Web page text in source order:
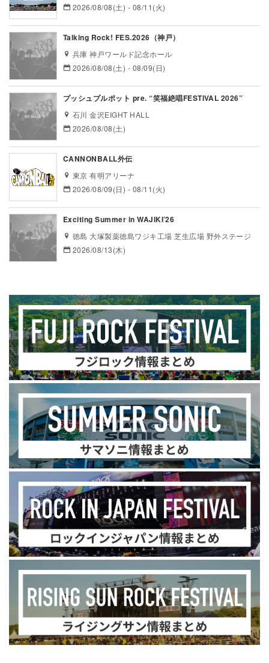
2026/08/08(土) - 08/11(火)
Talking Rock! FES.2026（神戸）
兵庫 神戸ワールド記念ホール
2026/08/08(土) - 08/09(日)
プッシュプルポット pre. “笑福絶唱FESTIVAL 2026”
石川 金沢EIGHT HALL
2026/08/08(土)
CANNONBALL外伝
東京 有明アリーナ
2026/08/09(日) - 08/11(火)
Exciting Summer in WAJIKI’26
徳島 大塚製薬徳島ワジキ工場 芝生広場 野外ステージ
2026/08/13(木)